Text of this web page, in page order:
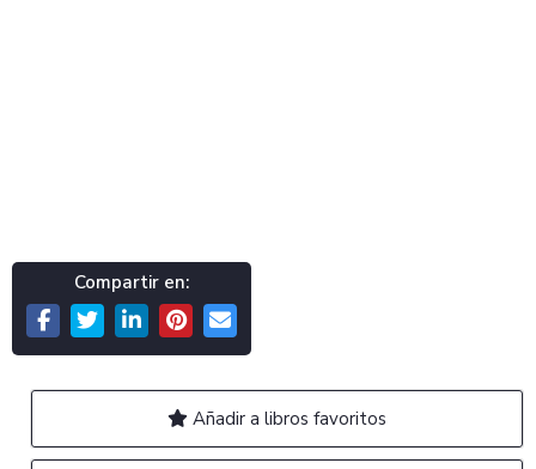
Compartir en:
Añadir a libros favoritos